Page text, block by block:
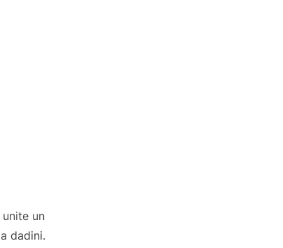
un
dadini.